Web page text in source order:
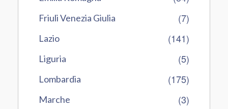
Friuli Venezia Giulia (7)
Lazio (141)
Liguria (5)
Lombardia (175)
Marche (3)